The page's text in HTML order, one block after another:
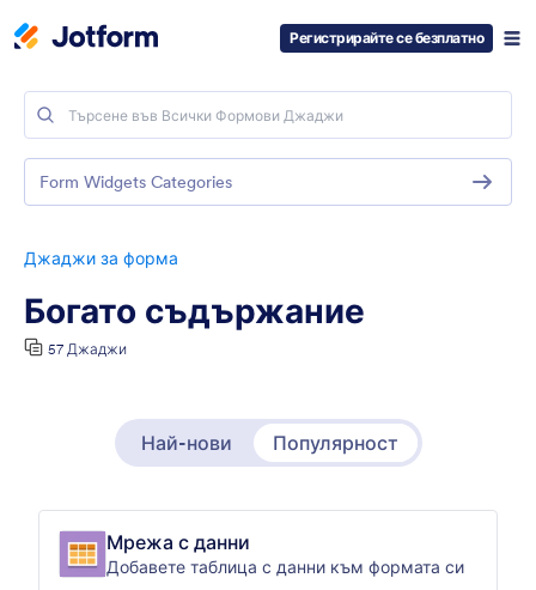
Регистрирайте се безплатно
Джаджи за форма
Богато съдържание
57 Джаджи
Най-нови Популярност
Мрежа с данни
Добавете таблица с данни към формата си
Form Widgets Categories